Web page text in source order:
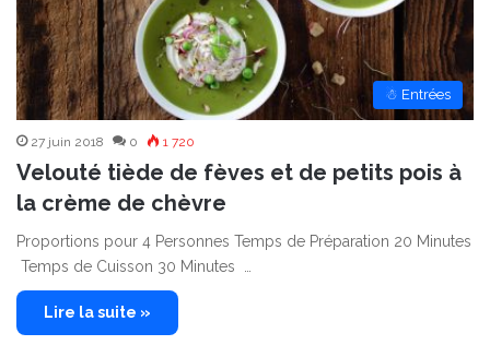
☃ Entrées
27 juin 2018 0 1 720
Velouté tiède de fèves et de petits pois à
la crème de chèvre
Proportions pour 4 Personnes Temps de Préparation 20 Minutes
Temps de Cuisson 30 Minutes …
Lire la suite »